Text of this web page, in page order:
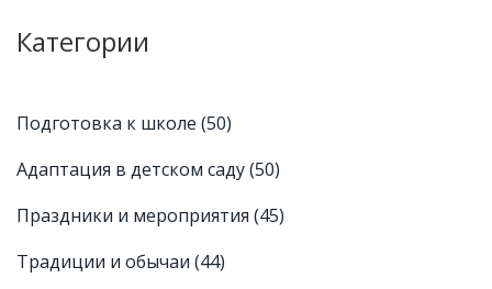
Категории
Подготовка к школе (50)
Адаптация в детском саду(50)
Праздники и мероприятия (45)
Традиции и обычаи (44)